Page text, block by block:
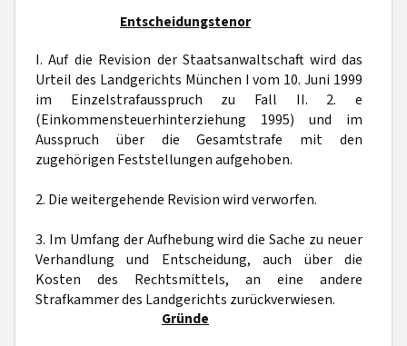
Entscheidungstenor
I. Auf die Revision der Staatsanwaltschaft wird das
Urteil des Landgerichts München I vom 10. Juni 1999
im Einzelstrafausspruch zu Fall II. 2. e
(Einkommensteuerhinterziehung 1995) und im
Ausspruch über die Gesamtstrafe mit den
zugehörigen Feststellungen aufgehoben.
2. Die weitergehende Revision wird verworfen.
3. Im Umfang der Aufhebung wird die Sache zu neuer
Verhandlung und Entscheidung, auch über die
Kosten des Rechtsmittels, an eine andere
Strafkammer des Landgerichts zurückverwiesen.
Gründe